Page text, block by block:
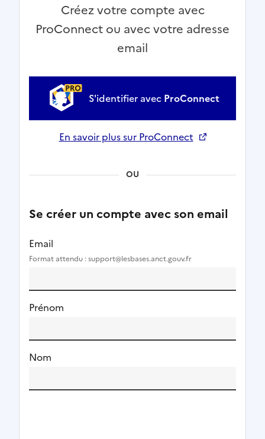
Créez votre compte avec
ProConnect ou avec votre adresse
email
S'identifier avec ProConnect
En savoir plus sur ProConnect
OU
Se créer un compte avec son email
Email
Format attendu : support@lesbases.anct.gouv.fr
Prénom
Nom